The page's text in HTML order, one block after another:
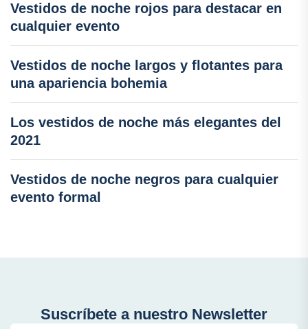
Vestidos de noche rojos para destacar en
cualquier evento
Vestidos de noche largos y flotantes para
una apariencia bohemia
Los vestidos de noche más elegantes del
2021
Vestidos de noche negros para cualquier
evento formal
Suscríbete a nuestro Newsletter